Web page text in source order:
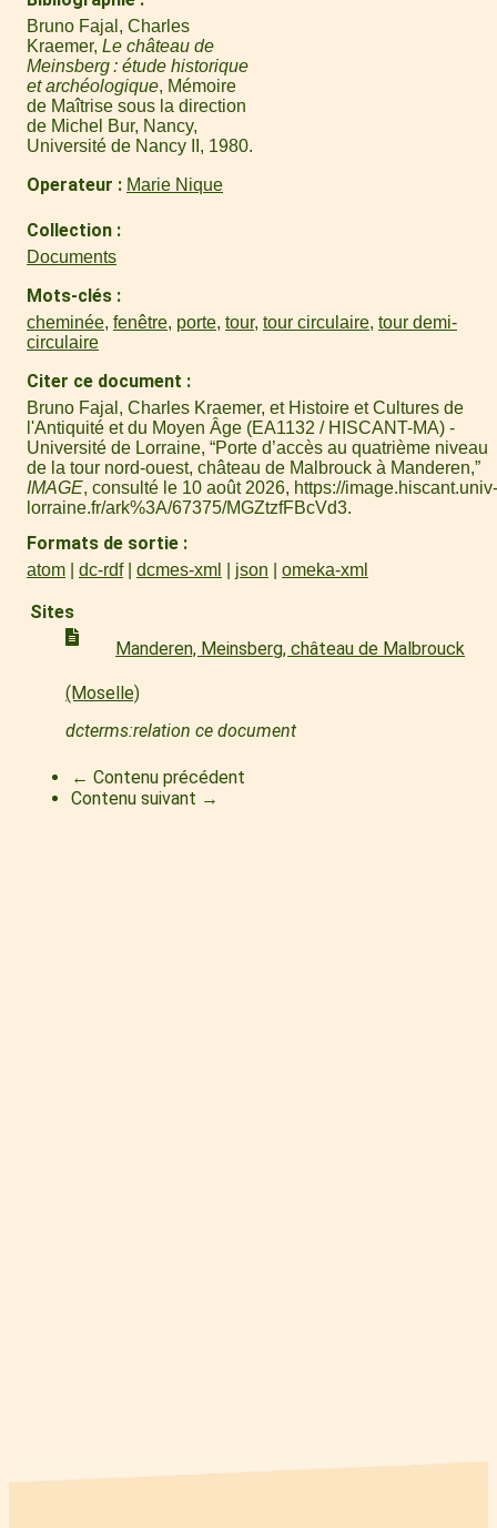
Bruno Fajal, Charles
Kraemer, Le château de
Meinsberg : étude historique
et archéologique, Mémoire
de Maîtrise sous la direction
de Michel Bur, Nancy,
Université de Nancy II, 1980.
Operateur Marie Nique
Collection
Documents
Mots-clés
cheminée, fenêtre, porte, tour, tour circulaire, tour demi-
circulaire
Citer ce document
Bruno Fajal, Charles Kraemer, et Histoire et Cultures de
l'Antiquité et du Moyen Âge (EA1132 / HISCANT-MA) -
Université de Lorraine, “Porte d’accès au quatrième niveau
de la tour nord-ouest, château de Malbrouck à Manderen,”
IMAGE, consulté le 10 août 2026, https://image.hiscant.univ-
lorraine.fr/ark%3A/67375/MGZtzfFBcVd3.
Formats de sortie
atom dc-rdf dcmes-xml json omeka-xml
Sites
Manderen, Meinsberg, château de Malbrouck
(Moselle)
dcterms:relation ce document
← Contenu précédent
Contenu suivant →